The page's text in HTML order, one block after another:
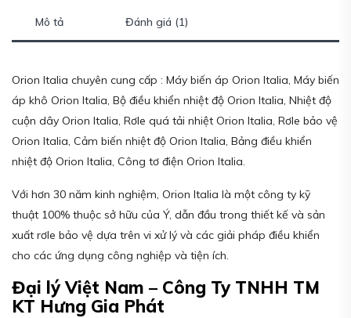
Mô tả Đánh giá (1)
Orion Italia chuyên cung cấp : Máy biến áp Orion Italia, Máy biến
áp khô Orion Italia, Bộ điều khiển nhiệt độ Orion Italia, Nhiệt độ
cuộn dây Orion Italia, Rơle quá tải nhiệt Orion Italia, Rơle bảo vệ
Orion Italia, Cảm biến nhiệt độ Orion Italia, Bảng điều khiển
nhiệt độ Orion Italia, Công tơ điện Orion Italia.
Với hơn 30 năm kinh nghiệm, Orion Italia là một công ty kỹ
thuật 100% thuộc sở hữu của Ý, dẫn đầu trong thiết kế và sản
xuất rơle bảo vệ dựa trên vi xử lý và các giải pháp điều khiển
cho các ứng dụng công nghiệp và tiện ích.
Đại lý Việt Nam – Công Ty TNHH TM
KT Hưng Gia Phát